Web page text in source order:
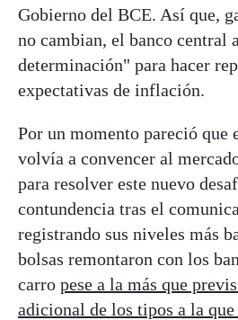
Gobierno del BCE. Así que,
no cambian, el banco central
determinación" para hacer
expectativas de inflación.
Por un momento pareció que
volvía a convencer al
para resolver este nuevo
contundencia tras el
registrando sus niveles más
bolsas remontaron con los
carro pese a la más que
adicional de los tipos a la que